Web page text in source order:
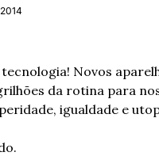
tecnologia! Novos
da rotina para
igualdade e